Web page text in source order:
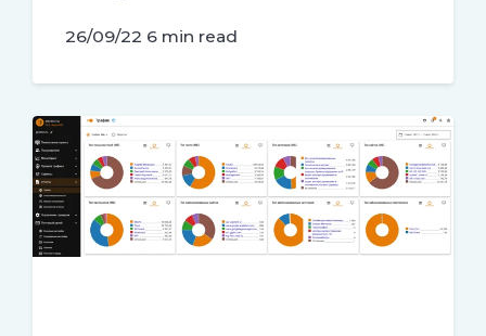
26/09/22 6 min read